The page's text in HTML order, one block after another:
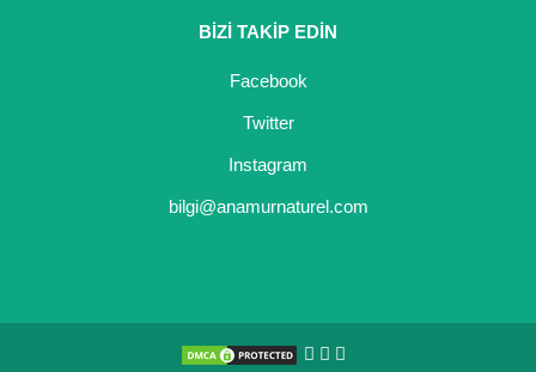
BİZİ TAKİP EDİN
Facebook
Twitter
Instagram
bilgi@anamurnaturel.com